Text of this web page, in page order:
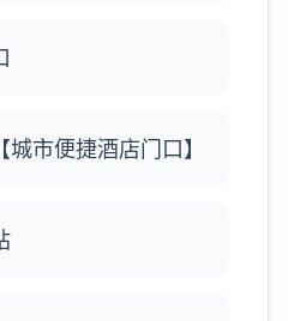
市便捷酒店门口】